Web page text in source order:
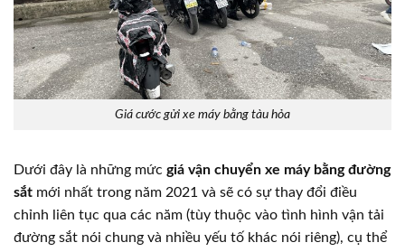
Giá cước gửi xe máy bằng tàu hỏa
Dưới đây là những mức giá vận chuyển xe máy bằng đường
sắt mới nhất trong năm 2021 và sẽ có sự thay đổi điều
chỉnh liên tục qua các năm (tùy thuộc vào tình hình vận tải
đường sắt nói chung và nhiều yếu tố khác nói riêng), cụ thể